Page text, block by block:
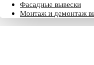
Фасадные вывески
Монтаж и демонтаж